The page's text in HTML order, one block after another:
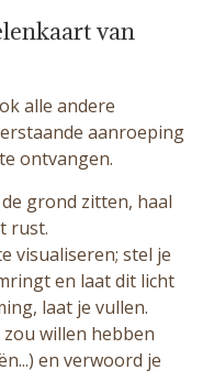
van
alle andere
aanroeping
ontvangen.
grond zitten, haal
rust.
visualiseren; stel je
en laat dit licht
laat je vullen.
willen hebben
en verwoord je